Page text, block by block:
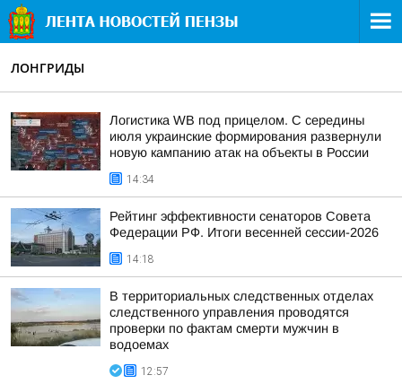
ЛОНГРИДЫ
Логистика WB под прицелом. С середины
июля украинские формирования развернули
новую кампанию атак на объекты в России
14:34
Рейтинг эффективности сенаторов Совета
Федерации РФ. Итоги весенней сессии-2026
14:18
В территориальных следственных отделах
следственного управления проводятся
проверки по фактам смерти мужчин в
водоемах
12:57